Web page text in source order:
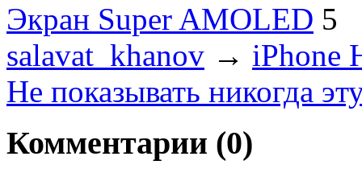
Экран Super AMOLED 5
salavat_khanov → iPhone
Не показывать никогда
Комментарии (0)